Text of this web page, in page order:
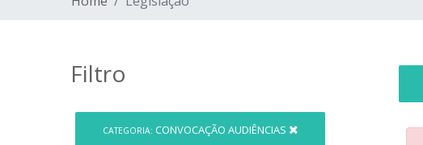
Filtro
CATEGORIA: CONVOCAÇÃO AUDIÊNCIAS